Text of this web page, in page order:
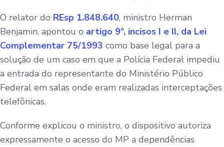
O relator do REsp 1.848.640, ministro Herman
Benjamin, apontou o artigo 9º, incisos I e II, da Lei
Complementar 75/1993 como base legal para a
solução de um caso em que a Polícia Federal impediu
a entrada do representante do Ministério Público
Federal em salas onde eram realizadas interceptações
telefônicas.
Conforme explicou o ministro, o dispositivo autoriza
expressamente o acesso do MP a dependências